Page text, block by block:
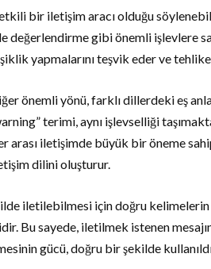
etkili bir iletişim aracı olduğu
değerlendirme gibi önemli işlevlere
yapmalarını teşvik eder ve
önemli yönü, farklı dillerdeki eş
terimi, aynı işlevselliği
arası iletişimde büyük bir öneme
dilini oluşturur.
iletilebilmesi için doğru kelimelerin
Bu sayede, iletilmek istenen
gücü, doğru bir şekilde